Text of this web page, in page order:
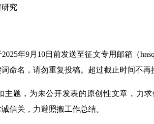
究
年9月10日前发送至征文专用邮箱（
命名，请勿重复投稿。超过截止时间不再
题，为未公开发表的原创性文章，力求
信关，力避照搬工作总结。